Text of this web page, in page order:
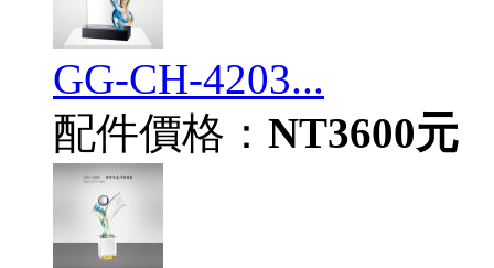
GG-CH-4203...
配件價格： NT3600元